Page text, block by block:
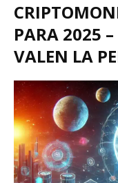
PARA 2025 –
VALEN LA